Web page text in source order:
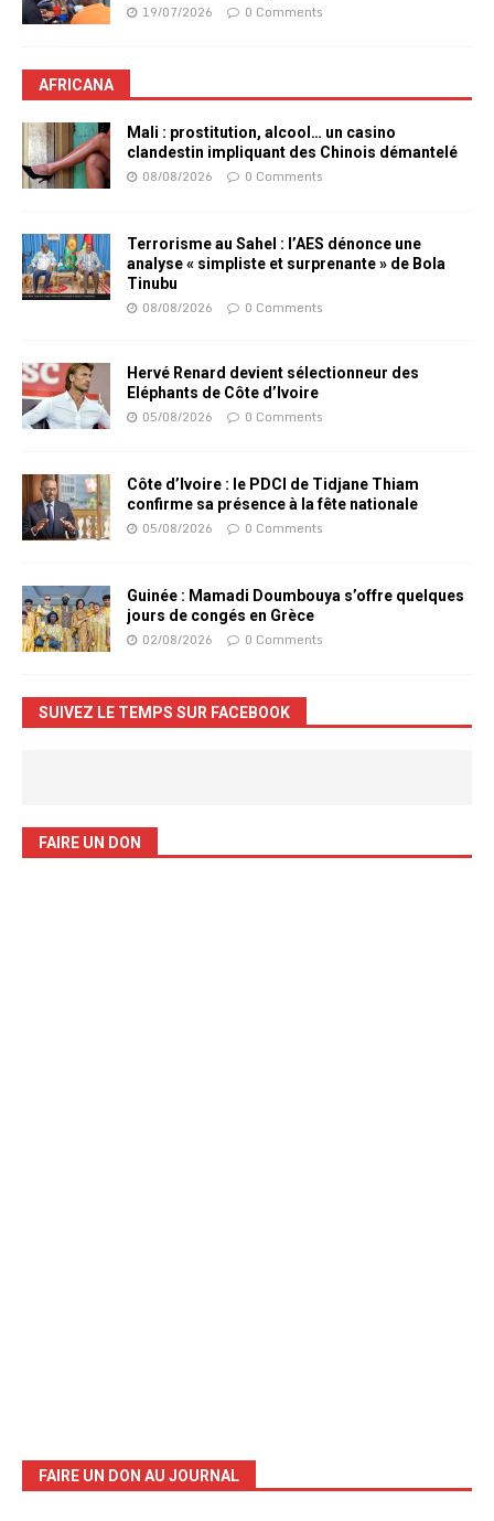
19/07/2026 0 Comments
AFRICANA
Mali : prostitution, alcool… un casino
clandestin impliquant des Chinois démantelé
08/08/2026 0 Comments
Terrorisme au Sahel : l’AES dénonce une
analyse « simpliste et surprenante » de Bola
Tinubu
08/08/2026 0 Comments
Hervé Renard devient sélectionneur des
Eléphants de Côte d’Ivoire
05/08/2026 0 Comments
Côte d’Ivoire : le PDCI de Tidjane Thiam
confirme sa présence à la fête nationale
05/08/2026 0 Comments
Guinée : Mamadi Doumbouya s’offre quelques
jours de congés en Grèce
02/08/2026 0 Comments
SUIVEZ LE TEMPS SUR FACEBOOK
FAIRE UN DON
FAIRE UN DON AU JOURNAL